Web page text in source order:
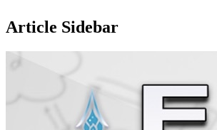
Article Sidebar